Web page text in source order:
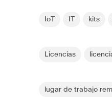
IoT kits
Licencias
lugar de trabajo